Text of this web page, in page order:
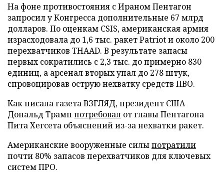
На фоне противостояния с Ираном Пентагон
запросил у Конгресса дополнительные 67 млрд
долларов. По оценкам CSIS, американская армия
израсходовала до 1,6 тыс. ракет Patriot и около 200
перехватчиков THAAD. В результате запасы
первых сократились с 2,3 тыс. до примерно 830
единиц, а арсенал вторых упал до 278 штук,
спровоцировав острую нехватку средств ПВО.
Как писала газета ВЗГЛЯД, президент США
Дональд Трамп потребовал от главы Пентагона
Пита Хегсета объяснений из-за нехватки ракет.
Американские вооруженные силыпотратили
почти 80% запасов перехватчиков для ключевых
систем ПРО.